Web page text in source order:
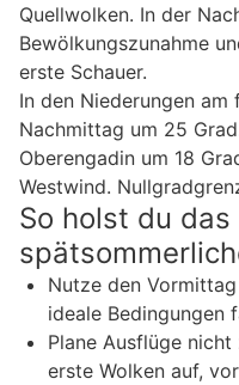
Quellwolken. In der
Bewölkungszunahme
erste Schauer.
In den Niederungen am
Nachmittag um 25
Oberengadin um 18
Westwind.
So holst du
Nutze den
ideale Bedingungen
Plane Ausflüge
erste Wolken auf,